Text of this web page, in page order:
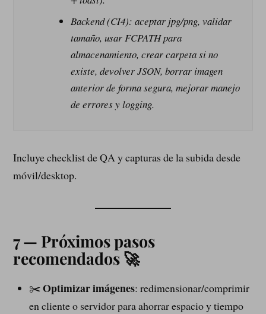
Backend (CI4): aceptar jpg/png, validar
tamaño, usar FCPATH para
almacenamiento, crear carpeta si no
existe, devolver JSON, borrar imagen
anterior de forma segura, mejorar manejo
de errores y logging.
Incluye checklist de QA y capturas de la subida desde
móvil/desktop.
7 — Próximos pasos
recomendados 🚀
✂️Optimizar imágenes: redimensionar/comprimir
en cliente o servidor para ahorrar espacio y tiempo